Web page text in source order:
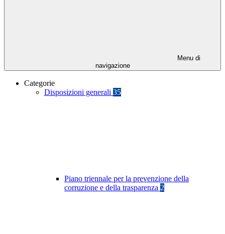
Menu di
navigazione
Categorie
Disposizioni generali 35
Piano triennale per la prevenzione della
corruzione e della trasparenza 2